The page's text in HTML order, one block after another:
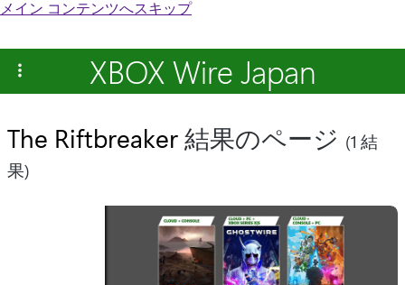
メイン コンテンツへスキップ
XBOX Wire Japan
The Riftbreaker結果のページ (1 結
果)